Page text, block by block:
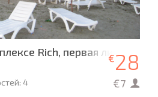
Rich, первая линия с
4
€28
€7